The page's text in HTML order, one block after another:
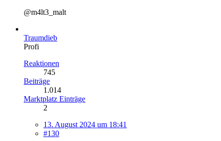
@m4lt3_malt
Traumdieb
Profi
Reaktionen
745
Beiträge
1.014
Marktplatz Einträge
2
13. August 2024 um 18:41
#130